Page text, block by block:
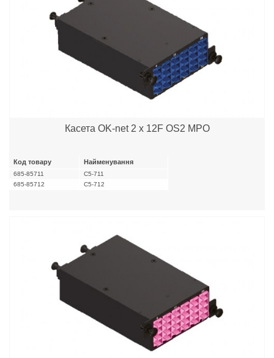
Касета OK-net 2 x 12F OS2 MPO
Код товару Найменування
685-85711
C5-711
685-85712
C5-712